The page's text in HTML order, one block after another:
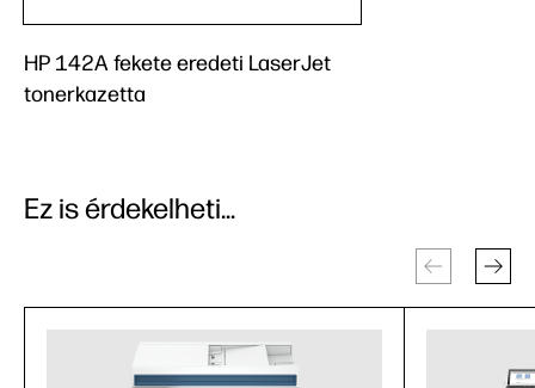
HP 142A fekete eredeti LaserJet
tonerkazetta
Ez is érdekelheti...